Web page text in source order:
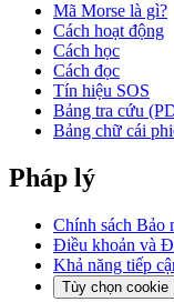
Mã Morse là gì?
Cách hoạt động
Cách học
Cách đọc
Tín hiệu SOS
Bảng tra cứu
Bảng chữ cái
Pháp lý
Chính sách Bảo
Điều khoản và
Khả năng tiếp
Tùy chọn cookie